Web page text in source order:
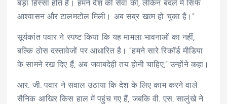
बड़ा हिस्सा होते हैं। हमने देश की सेवा की, लेकिन बदले में सिर्फ
आश्वासन और टालमटोल मिली। अब सब्र खत्म हो चुका है।”
सूर्यकांत पवार ने स्पष्ट किया कि यह मामला भावनाओं का नहीं,
बल्कि ठोस दस्तावेजों पर आधारित है। “हमने सारे रिकॉर्ड मीडिया
के सामने रख दिए हैं, अब जवाबदेही तय होनी चाहिए,” उन्होंने कहा।
आर. जी. पवार ने सवाल उठाया कि देश के लिए काम करने वाले
सैनिक आखिर किस हाल में पहुंच गए हैं, जबकि वी. एस. सालुंखे ने